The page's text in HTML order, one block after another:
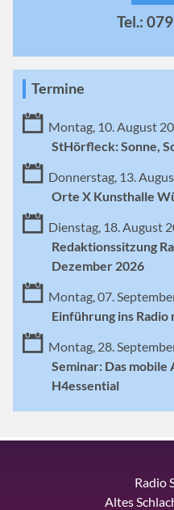
Tel.:
Termine
Montag, 10. August
StHörfleck: Sonne,
Donnerstag, 13.
Orte X Kunsthalle
Dienstag, 18. August
Redaktionssitzung
Dezember 2026
Montag, 07.
Einführung ins Radio
Montag, 28.
Seminar: Das
H4essential
Radio
Altes